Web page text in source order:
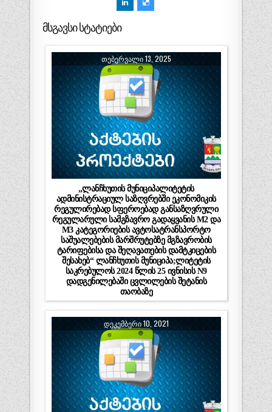
მსგავსი სტატიები
ᲗᲔᲑᲔᲠᲕᲐᲚᲘ 13, 2025
„ლანჩხუთის მუნიციპალიტეტის
ადმინისტრაციულ საზღვრებში ეკონომიკის
რეგულირებად სფეროებად განსაზღვრული
რეგულარული სამგზავრო გადაყვანის M2 და
M3 კატეგორიების ავტოსატრანსპორტო
საშუალებების მარშრუტებზე მგზავრობის
ტარიფებისა და შეღავათების დამტკიცების
შესახებ“ ლანჩხუთის მუნიციპა;ლიტეტის
საკრებულოს 2024 წლის 25 ივნისის N9
დადგენილებაში ცვლილების შეტანის
თაობაზე
ᲓᲔᲙᲔᲛᲑᲔᲠᲘ 10, 2021